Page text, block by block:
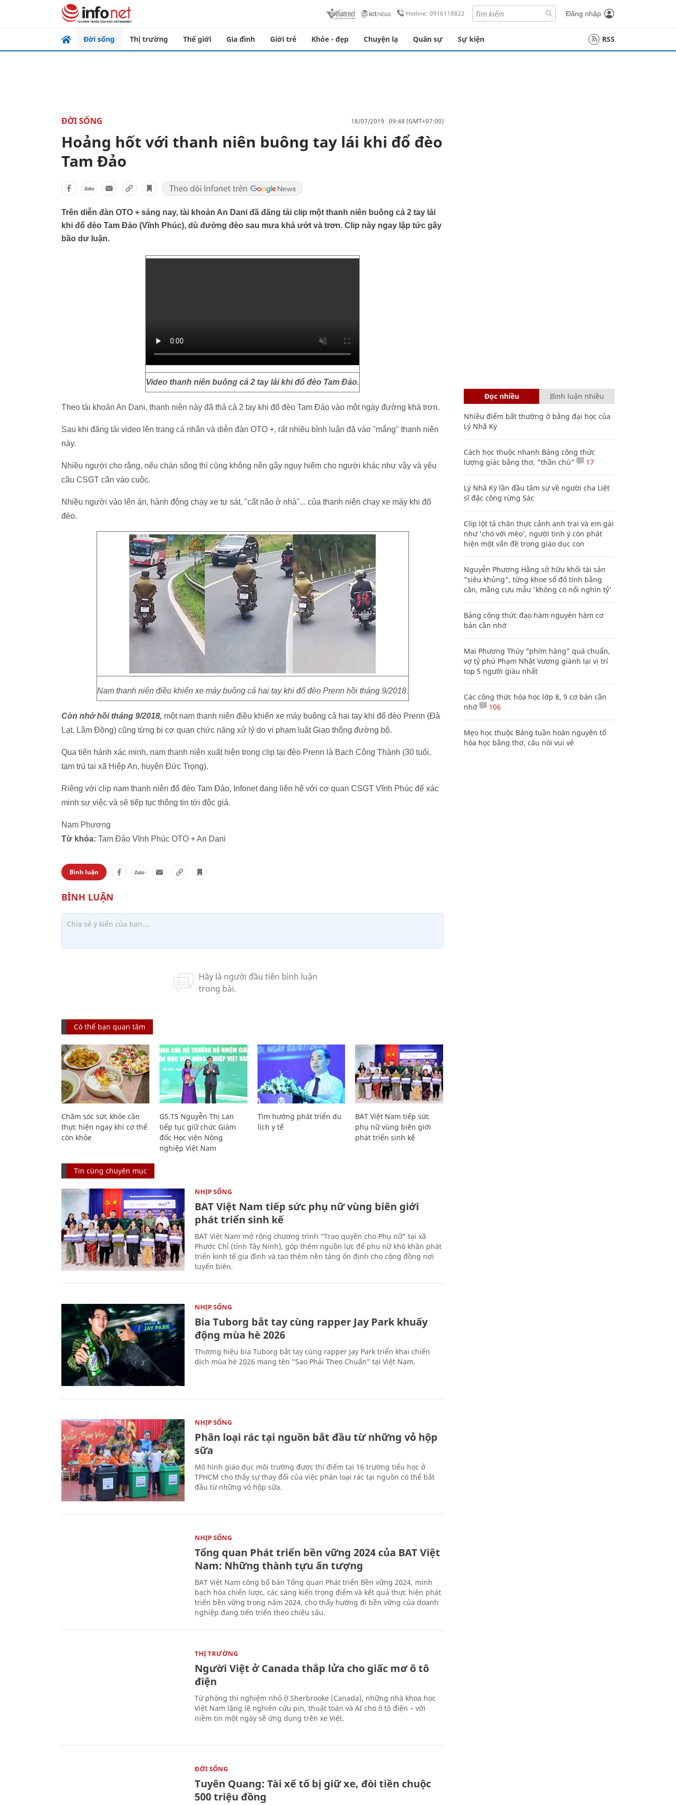
Hotline: 0916118822 Đăng nhập
Đời sống Thị trường Thế giới Gia đình Giới trẻ Khỏe - đẹp Chuyện lạ Quân sự Sự kiện RSS
ĐỜI SỐNG 18/07/2019 09:48 (GMT+07:00)
Hoảng hốt với thanh niên buông tay lái khi đổ đèo
Tam Đảo
Trên diễn đàn OTO + sáng nay, tài khoản An Dani đã đăng tải clip một thanh niên buông cả 2 tay lái
khi đổ đèo Tam Đảo (Vĩnh Phúc), dù đường đèo sau mưa khá ướt và trơn. Clip này ngay lập tức gây
bão dư luận.
Video thanh niên buông cả 2 tay lái khi đổ đèo Tam Đảo.
Theo tài khoản An Dani, thanh niên này đã thả cả 2 tay khi đổ đèo Tam Đảo vào một ngày đường khá trơn.
Sau khi đăng tải video lên trang cá nhân và diễn đàn OTO +, rất nhiều bình luận đã vào "mắng" thanh niên
này.
Nhiều người cho rằng, nếu chán sống thì cũng không nên gây nguy hiểm cho người khác như vậy và yêu
cầu CSGT cần vào cuộc.
Nhiều người vào lên án, hành động chạy xe tự sát, "cất não ở nhà"... của thanh niên chạy xe máy khi đổ
đèo.
Nam thanh niên điều khiển xe máy buông cả hai tay khi đổ đèo Prenn hồi tháng 9/2018.
Còn nhớ hồi tháng 9/2018, một nam thanh niên điều khiển xe máy buông cả hai tay khi đổ đèo Prenn (Đà
Lạt, Lâm Đồng) cũng từng bị cơ quan chức năng xử lý do vi phạm luật Giao thông đường bộ.
Qua tiến hành xác minh, nam thanh niên xuất hiện trong clip tại đèo Prenn là Bạch Công Thành (30 tuổi,
tạm trú tại xã Hiệp An, huyện Đức Trọng).
Riêng với clip nam thanh niên đổ đèo Tam Đảo, Infonet đang liên hệ với cơ quan CSGT Vĩnh Phúc để xác
minh sự việc và sẽ tiếp tục thông tin tới độc giả.
Nam Phương
Từ khóa: Tam Đảo Vĩnh Phúc OTO + An Dani
Bình luận
Có thể bạn quan tâm
Chăm sóc sức khỏe cần
thực hiện ngay khi cơ thể
còn khỏe
GS.TS Nguyễn Thị Lan
tiếp tục giữ chức Giám
đốc Học viện Nông
nghiệp Việt Nam
Tìm hướng phát triển du
lịch y tế
BAT Việt Nam tiếp sức
phụ nữ vùng biên giới
phát triển sinh kế
Tin cùng chuyên mục
NHỊP SỐNG
BAT Việt Nam tiếp sức phụ nữ vùng biên giới
phát triển sinh kế
BAT Việt Nam mở rộng chương trình “Trao quyền cho Phụ nữ” tại xã
Phước Chỉ (tỉnh Tây Ninh), góp thêm nguồn lực để phụ nữ khó khăn phát
triển kinh tế gia đình và tạo thêm nền tảng ổn định cho cộng đồng nơi
tuyến biên.
NHỊP SỐNG
Bia Tuborg bắt tay cùng rapper Jay Park khuấy
động mùa hè 2026
Thương hiệu bia Tuborg bắt tay cùng rapper Jay Park triển khai chiến
dịch mùa hè 2026 mang tên "Sao Phải Theo Chuẩn” tại Việt Nam.
NHỊP SỐNG
Phân loại rác tại nguồn bắt đầu từ những vỏ hộp
sữa
Mô hình giáo dục môi trường được thí điểm tại 16 trường tiểu học ở
TPHCM cho thấy sự thay đổi của việc phân loại rác tại nguồn có thể bắt
đầu từ những vỏ hộp sữa.
NHỊP SỐNG
Tổng quan Phát triển bền vững 2024 của BAT Việt
Nam: Những thành tựu ấn tượng
BAT Việt Nam công bố bản Tổng quan Phát triển Bền vững 2024, minh
bạch hóa chiến lược, các sáng kiến trọng điểm và kết quả thực hiện phát
triển bền vững trong năm 2024, cho thấy hướng đi bền vững của doanh
nghiệp đang tiến triển theo chiều sâu.
THỊ TRƯỜNG
Người Việt ở Canada thắp lửa cho giấc mơ ô tô
điện
Từ phòng thí nghiệm nhỏ ở Sherbrooke (Canada), những nhà khoa học
Việt Nam lặng lẽ nghiên cứu pin, thuật toán và AI cho ô tô điện – với
niềm tin một ngày sẽ ứng dụng trên xe Việt.
ĐỜI SỐNG
Tuyên Quang: Tài xế tố bị giữ xe, đòi tiền chuộc
500 triệu đồng
Đọc nhiều Bình luận nhiều
Nhiều điểm bất thường ở bằng đại học của
Lý Nhã Kỳ
Cách học thuộc nhanh Bảng công thức
lượng giác bằng thơ, "thần chú"
17
Lý Nhã Kỳ lần đầu tâm sự về người cha Liệt
sĩ đặc công rừng Sác
Clip lột tả chân thực cảnh anh trai và em gái
như 'chó với mèo', người tinh ý còn phát
hiện một vấn đề trong giáo dục con
Nguyễn Phương Hằng sở hữu khối tài sản
"siêu khủng", từng khoe sổ đỏ tính bằng
cân, mắng cựu mẫu 'không có nổi nghìn tỷ'
Bảng công thức đạo hàm nguyên hàm cơ
bản cần nhớ
Mai Phương Thúy "phím hàng" quá chuẩn,
vợ tỷ phú Phạm Nhật Vượng giành lại vị trí
top 5 người giàu nhất
Các công thức hóa học lớp 8, 9 cơ bản cần
nhớ
106
Mẹo học thuộc Bảng tuần hoàn nguyên tố
hóa học bằng thơ, câu nói vui vẻ